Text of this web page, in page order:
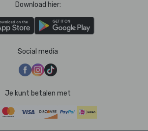
Download hier:
Social media
Je kunt betalen met